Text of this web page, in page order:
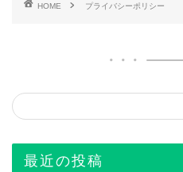
HOME プライバシーポリシー
最近の投稿